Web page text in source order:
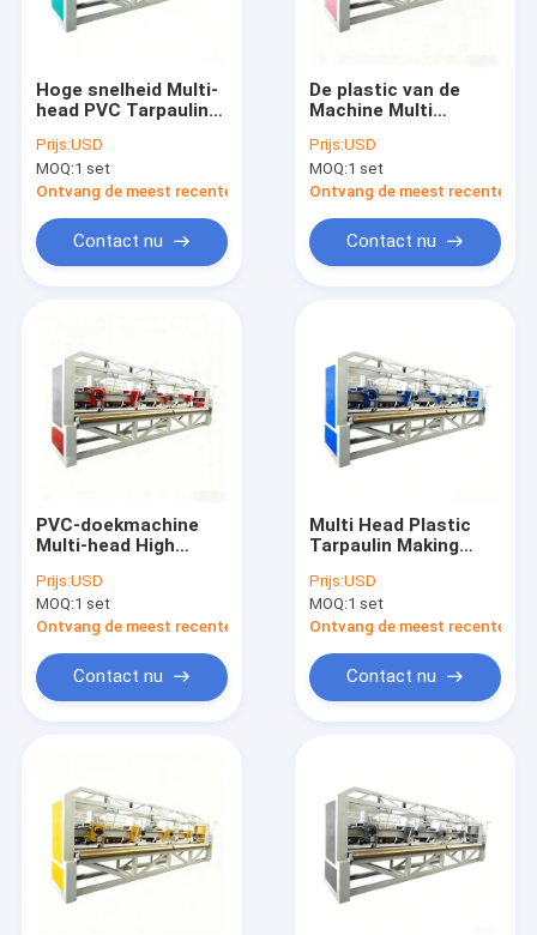
Ongeveer ons
Contacteer ons
Nieuws
De Lijn van de banduitdrijving
De Lamineringslijn van de uitdrijvingsdeklaag
Cirkelweefgetouwmachine
FIBC-Zak die Machine maken
Geteerd zeildoek die Machine maken
Automatisch Knipsel en Naaimachine
Hoge snelheid Multi-
head PVC Tarpaulin
betrouwbare Plastic
Tarpaulin Lassen
100m Min
Prijs:USD
MOQ:1 set
Ontvang de meest recente Prijs
Contact nu
De plastic van de
Machine Multi
Geteerd
zeildoeklassen
Structuur
Geteerd zeildoek die
100m maken Min
Prijs:USD
MOQ:1 set
Ontvang de meest recente
Contact nu
PVC-doekmachine
Multi-head High
System Plastic
Sheet Productie
100m Min
Prijs:USD
MOQ:1 set
Ontvang de meest recente Prijs
Contact nu
Multi Head Plastic
Tarpaulin Making
Tarpaulin Welding
Line Stabiel 100m
Min Output
Prijs:USD
MOQ:1 set
Ontvang de meest recente
Contact nu